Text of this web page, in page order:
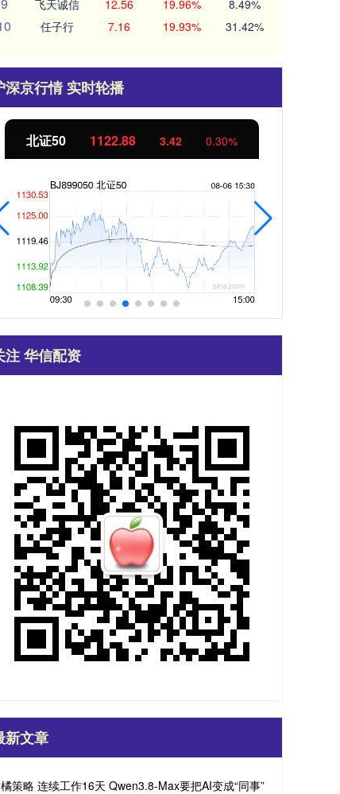
飞天诚信 12.56 19.96% 8.49%
任子行 7.16 19.93% 31.42%
深京行情 实时轮播
北证50 1122.88 3.42 0.30%
注 华信配资
新文章
策略 连续工作16天 Qwen3.8-Max要把AI变成“同事”